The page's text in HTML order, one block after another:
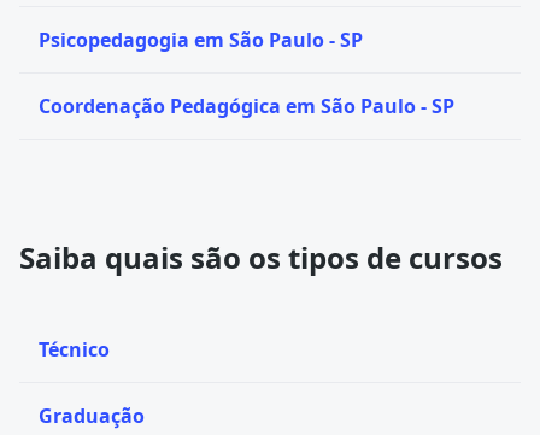
Psicopedagogia em São Paulo - SP
Coordenação Pedagógica em São Paulo - SP
Saiba quais são os tipos de cursos
Técnico
Graduação